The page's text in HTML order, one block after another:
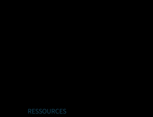
RESSOURCES